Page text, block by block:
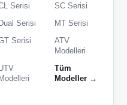
Serisi
SC Serisi
Dual Serisi
MT Serisi
Serisi
ATV
Modelleri
Modelleri
Tüm
Modeller →